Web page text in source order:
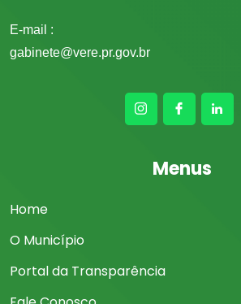
E-mail :
gabinete@vere.pr.gov.br
Menus
Home
O Município
Portal da Transparência